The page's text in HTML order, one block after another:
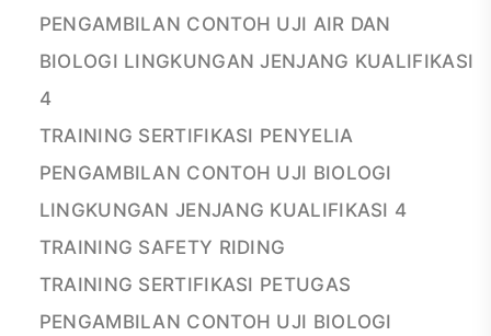
PENGAMBILAN CONTOH UJI AIR DAN
BIOLOGI LINGKUNGAN JENJANG KUALIFIKASI
4
TRAINING SERTIFIKASI PENYELIA
PENGAMBILAN CONTOH UJI BIOLOGI
LINGKUNGAN JENJANG KUALIFIKASI 4
TRAINING SAFETY RIDING
TRAINING SERTIFIKASI PETUGAS
PENGAMBILAN CONTOH UJI BIOLOGI